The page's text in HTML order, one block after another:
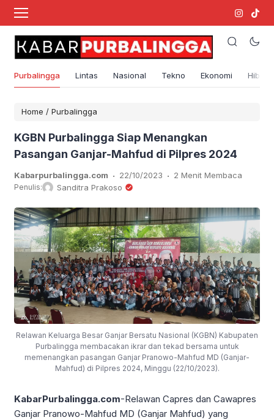
Purbalingga Lintas Nasional Tekno Ekonomi
Home / Purbalingga
KGBN Purbalingga Siap Menangkan
Pasangan Ganjar-Mahfud di Pilpres 2024
Kabarpurbalingga.com . 22/10/2023 . 2 Menit Membaca
Penulis: Sanditra Prakoso
Relawan Keluarga Besar Ganjar Bersatu Nasional (KGBN) Kabupaten
Purbalingga membacakan ikrar dan tekad bersama untuk
memenangkan pasangan Ganjar Pranowo-Mahfud MD (Ganjar-
Mahfud) di Pilpres 2024, Minggu (22/10/2023).
KabarPurbalingga.com-Relawan Capres dan Cawapres
Ganjar Pranowo-Mahfud MD (Ganjar Mahfud) yang